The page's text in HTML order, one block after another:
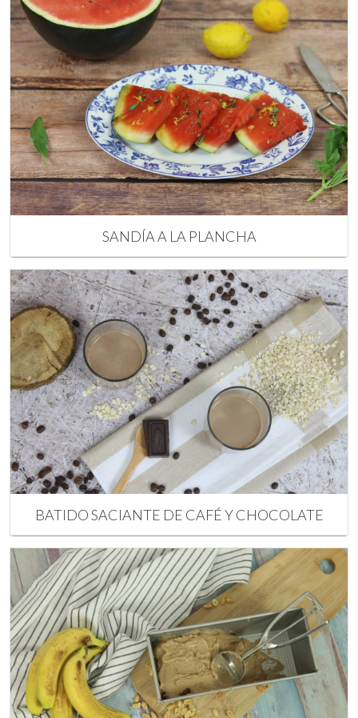
SANDÍA A LA PLANCHA
BATIDO SACIANTE DE CAFÉ Y CHOCOLATE